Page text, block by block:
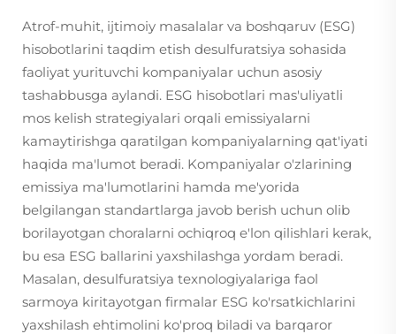
Atrof-muhit, ijtimoiy masalalar va boshqaruv (ESG)
hisobotlarini taqdim etish desulfuratsiya sohasida
faoliyat yurituvchi kompaniyalar uchun asosiy
tashabbusga aylandi. ESG hisobotlari mas'uliyatli
mos kelish strategiyalari orqali emissiyalarni
kamaytirishga qaratilgan kompaniyalarning qat'iyati
haqida ma'lumot beradi. Kompaniyalar o'zlarining
emissiya ma'lumotlarini hamda me'yorida
belgilangan standartlarga javob berish uchun olib
borilayotgan choralarni ochiqroq e'lon qilishlari kerak,
bu esa ESG ballarini yaxshilashga yordam beradi.
Masalan, desulfuratsiya texnologiyalariga faol
sarmoya kiritayotgan firmalar ESG ko'rsatkichlarini
yaxshilash ehtimolini ko'proq biladi va barqaror